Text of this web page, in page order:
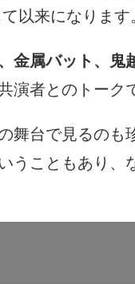
以来になります
金属バット、鬼
演者とのトーク
舞台で見るの
うこともあり